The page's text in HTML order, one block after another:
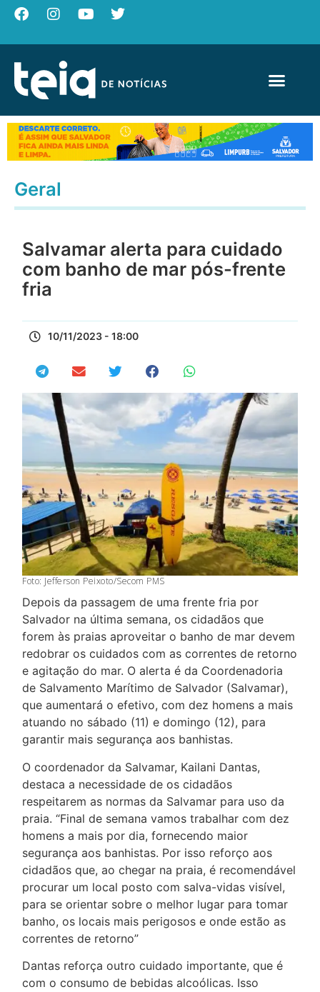
Geral
Salvamar alerta para cuidado
com banho de mar pós-frente
fria
10/11/2023 - 18:00
Foto: Jefferson Peixoto/Secom PMS
Depois da passagem de uma frente fria por
Salvador na última semana, os cidadãos que
forem às praias aproveitar o banho de mar devem
redobrar os cuidados com as correntes de retorno
e agitação do mar. O alerta é da Coordenadoria
de Salvamento Marítimo de Salvador (Salvamar),
que aumentará o efetivo, com dez homens a mais
atuando no sábado (11) e domingo (12), para
garantir mais segurança aos banhistas.
O coordenador da Salvamar, Kailani Dantas,
destaca a necessidade de os cidadãos
respeitarem as normas da Salvamar para uso da
praia. “Final de semana vamos trabalhar com dez
homens a mais por dia, fornecendo maior
segurança aos banhistas. Por isso reforço aos
cidadãos que, ao chegar na praia, é recomendável
procurar um local posto com salva-vidas visível,
para se orientar sobre o melhor lugar para tomar
banho, os locais mais perigosos e onde estão as
correntes de retorno”
Dantas reforça outro cuidado importante, que é
com o consumo de bebidas alcoólicas. Isso